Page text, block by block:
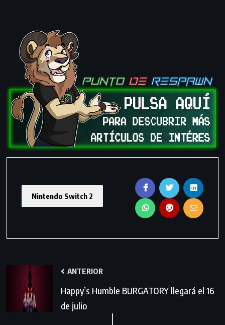
Nintendo Switch 2
ANTERIOR
Happy’s Humble BURGATORY llegará el 16
de julio